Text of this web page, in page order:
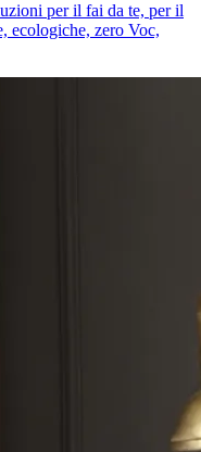
per il fai da te, per il
ecologiche, zero Voc,